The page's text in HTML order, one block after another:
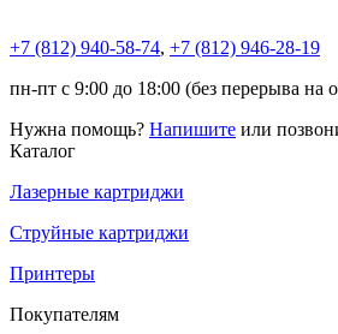
+7 (812) 940-58-74, +7 (812) 946-28-19
пн-пт с 9:00 до 18:00 (без перерыва на
Нужна помощь? Напишите или
Каталог
Лазерные картриджи
Струйные картриджи
Принтеры
Покупателям